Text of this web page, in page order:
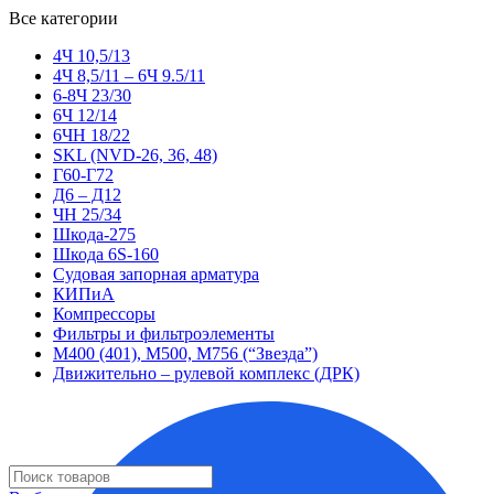
Все категории
4Ч 10,5/13
4Ч 8,5/11 – 6Ч 9.5/11
6-8Ч 23/30
6Ч 12/14
6ЧН 18/22
SKL (NVD-26, 36, 48)
Г60-Г72
Д6 – Д12
ЧН 25/34
Шкода-275
Шкода 6S-160
Судовая запорная арматура
КИПиА
Компрессоры
Фильтры и фильтроэлементы
М400 (401), М500, М756 (“Звезда”)
Движительно – рулевой комплекс (ДРК)